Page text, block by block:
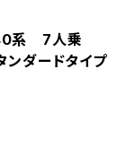
系 7人乗
ダードタイプ